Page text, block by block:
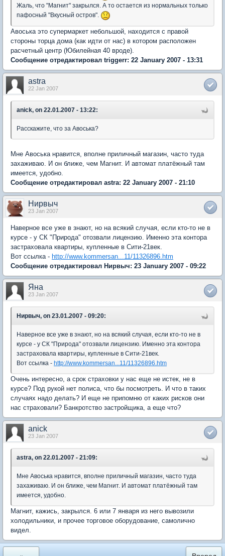
Жаль, что "Магнит" закрылся. А то остается из нормальных только
пафосный "Вкусный остров".
Авоська это супермаркет небольшой, находится с правой
стороны торца дома (как идти от нас) в котором расположен
расчетный центр (Юбилейная 40 вроде).
Сообщение отредактировал triggerr: 22 January 2007 - 13:31
astra
22 Jan 2007
anick, on 22.01.2007 - 13:22:
Расскажите, что за Авоська?
Мне Авоська нравится, вполне приличный магазин, часто туда
захаживаю. И он ближе, чем Магнит. И автомат платёжный там
имеется, удобно.
Сообщение отредактировал astra: 22 January 2007 - 21:10
Нирвыч
23 Jan 2007
Наверное все уже в знают, но на всякий случая, если кто-то не в
курсе - у СК "Природа" отозвали лицензию. Именно эта контора
застраховала квартиры, купленные в Сити-21век.
Вот ссылка - http://www.kommersan...11/11326896.htm
Сообщение отредактировал Нирвыч: 23 January 2007 - 09:22
Яна
23 Jan 2007
Нирвыч, on 23.01.2007 - 09:20:
Наверное все уже в знают, но на всякий случая, если кто-то не в
курсе - у СК "Природа" отозвали лицензию. Именно эта контора
застраховала квартиры, купленные в Сити-21век.
Вот ссылка - http://www.kommersan...11/11326896.htm
Очень интересно, а срок страховки у нас еще не истек, не в
курсе? Под рукой нет полиса, что бы посмотреть. И что в таких
случаях надо делать? И еще не припомню от каких рисков они
нас страховали? Банкротство застройщика, а еще что?
anick
23 Jan 2007
astra, on 22.01.2007 - 21:09:
Мне Авоська нравится, вполне приличный магазин, часто туда
захаживаю. И он ближе, чем Магнит. И автомат платёжный там
имеется, удобно.
Магнит, кажись, закрылся. 6 или 7 января из него вывозили
холодильники, и прочее торговое оборудование, самолично
видел.